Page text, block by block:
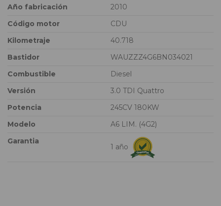
Año fabricación
2010
Código motor
CDU
Kilometraje
40.718
Bastidor
WAUZZZ4G6BN034021
Combustible
Diesel
Versión
3.0 TDI Quattro
Potencia
245CV 180KW
Modelo
A6 LIM. (4G2)
Garantia
1 año